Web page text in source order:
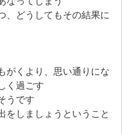
、どうしてもその結果に
がくより、思い通りにな
く過ごす
うです
をしましょうということ